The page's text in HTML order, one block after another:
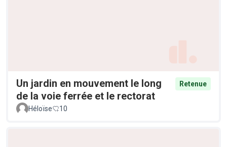
Un jardin en mouvement le long
de la voie ferrée et le rectorat
Retenue
Héloïse 10